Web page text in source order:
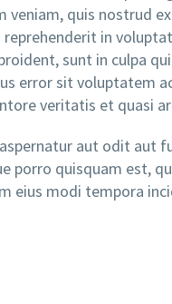
quis nostrud
in
sunt in culpa
error sit voluptatem
veritatis et quasi
aut odit aut
porro quisquam est,
eius modi tempora